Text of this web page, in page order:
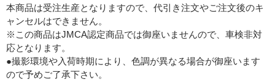
本商品は受注生産となりますので、代引き注文やご注文後のキ
ャンセルはできません。
※この商品はJMCA認定商品では御座いませんので、車検非対
応となります。
●撮影環境や入荷時期により、色調が異なる場合が御座います
ので予めご了承下さい。